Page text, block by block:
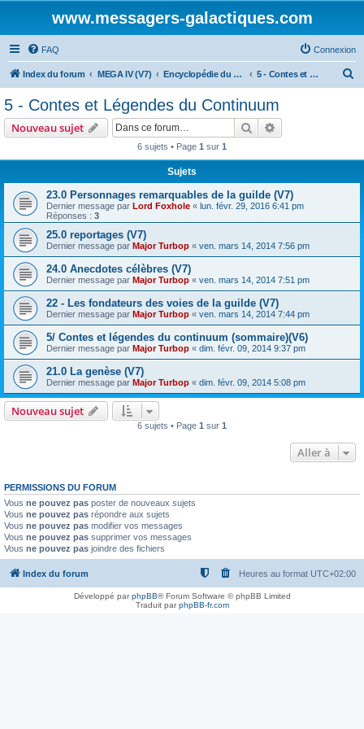
www.messagers-galactiques.com
FAQ Connexion
Index du forum MEGA IV (V7) Encyclopédie du Messager Galactique (V7) 5 - Contes et Légendes du Continuum
5 - Contes et Légendes du Continuum
Nouveau sujet Rechercher
6 sujets • Page 1 sur 1
Sujets
23.0 Personnages remarquables de la guilde (V7)
Dernier message par Lord Foxhole « lun. févr. 29, 2016 6:41 pm
Réponses : 3
25.0 reportages (V7)
Dernier message par Major Turbop « ven. mars 14, 2014 7:56 pm
24.0 Anecdotes célèbres (V7)
Dernier message par Major Turbop « ven. mars 14, 2014 7:51 pm
22 - Les fondateurs des voies de la guilde (V7)
Dernier message par Major Turbop « ven. mars 14, 2014 7:44 pm
5/ Contes et légendes du continuum (sommaire)(V6)
Dernier message par Major Turbop « dim. févr. 09, 2014 9:37 pm
21.0 La genèse (V7)
Dernier message par Major Turbop « dim. févr. 09, 2014 5:08 pm
Nouveau sujet
6 sujets • Page 1 sur 1
Aller à
PERMISSIONS DU FORUM
Vous ne pouvez pas poster de nouveaux sujets
Vous ne pouvez pas répondre aux sujets
Vous ne pouvez pas modifier vos messages
Vous ne pouvez pas supprimer vos messages
Vous ne pouvez pas joindre des fichiers
Index du forum Heures au format UTC+02:00
Développé parphpBB® Forum Software © phpBB Limited
Traduit parphpBB-fr.com